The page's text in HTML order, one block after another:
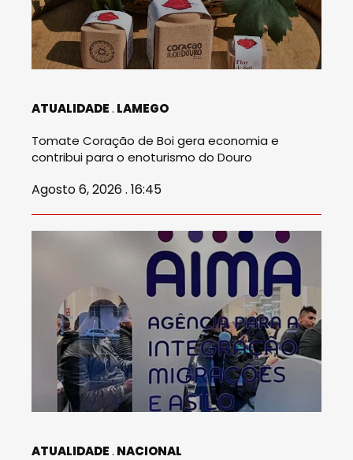
ATUALIDADE LAMEGO
Tomate Coração de Boi gera economia e
contribui para o enoturismo do Douro
Agosto 6, 2026 . 16:45
ATUALIDADE NACIONAL